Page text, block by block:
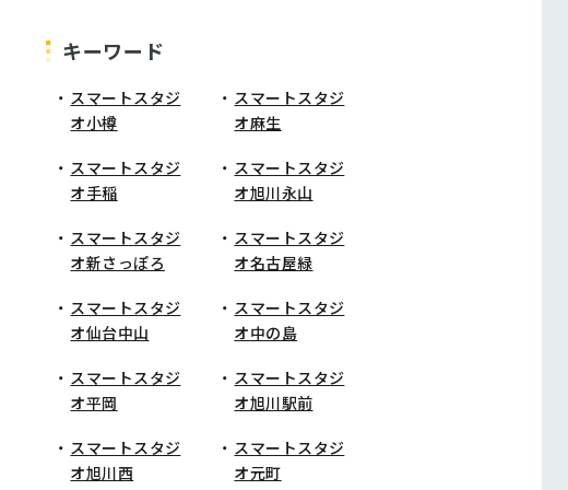
キーワード
スマートスタジ
オ小樽
スマートスタジ
オ麻生
スマートスタジ
オ手稲
スマートスタジ
オ旭川永山
スマートスタジ
オ新さっぽろ
スマートスタジ
オ名古屋緑
スマートスタジ
オ仙台中山
スマートスタジ
オ中の島
スマートスタジ
オ平岡
スマートスタジ
オ旭川駅前
スマートスタジ
オ旭川西
スマートスタジ
オ元町